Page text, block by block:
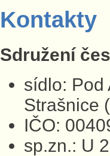
Kontakty
Sdružení
sídlo: Pod
Strašnice
IČO:
sp.zn.: U